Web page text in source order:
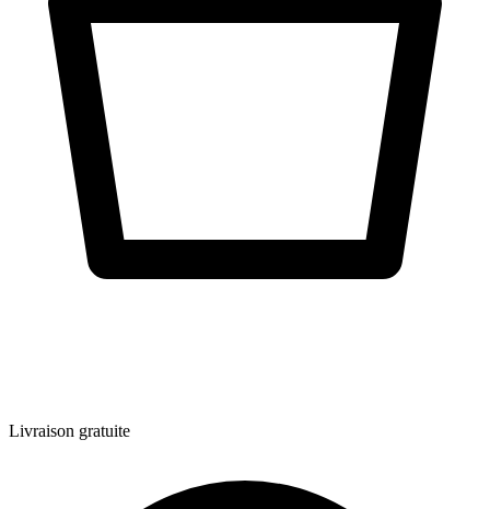
Livraison gratuite